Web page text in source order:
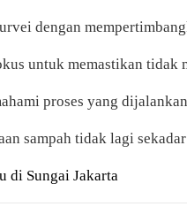
dengan
untuk memastikan tidak
proses yang
sampah tidak lagi
di Sungai Jakarta